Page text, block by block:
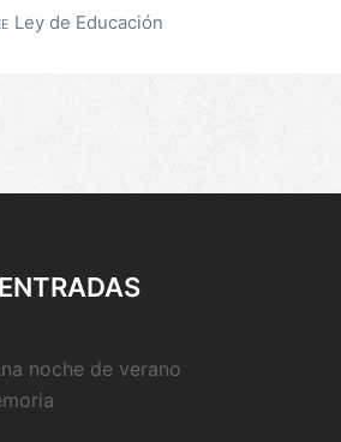
Ley de Educación
noche de verano